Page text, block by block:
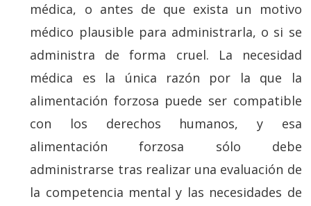
médica, o antes de que exista un motivo
médico plausible para administrarla, o si se
administra de forma cruel. La necesidad
médica es la única razón por la que la
alimentación forzosa puede ser compatible
con los derechos humanos, y esa
alimentación forzosa sólo debe
administrarse tras realizar una evaluación de
la competencia mental y las necesidades de